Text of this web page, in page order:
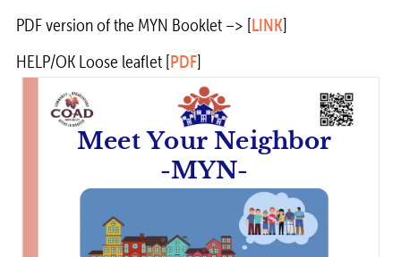
PDF version of the MYN Booklet –> [LINK]
HELP/OK Loose leaflet [PDF]